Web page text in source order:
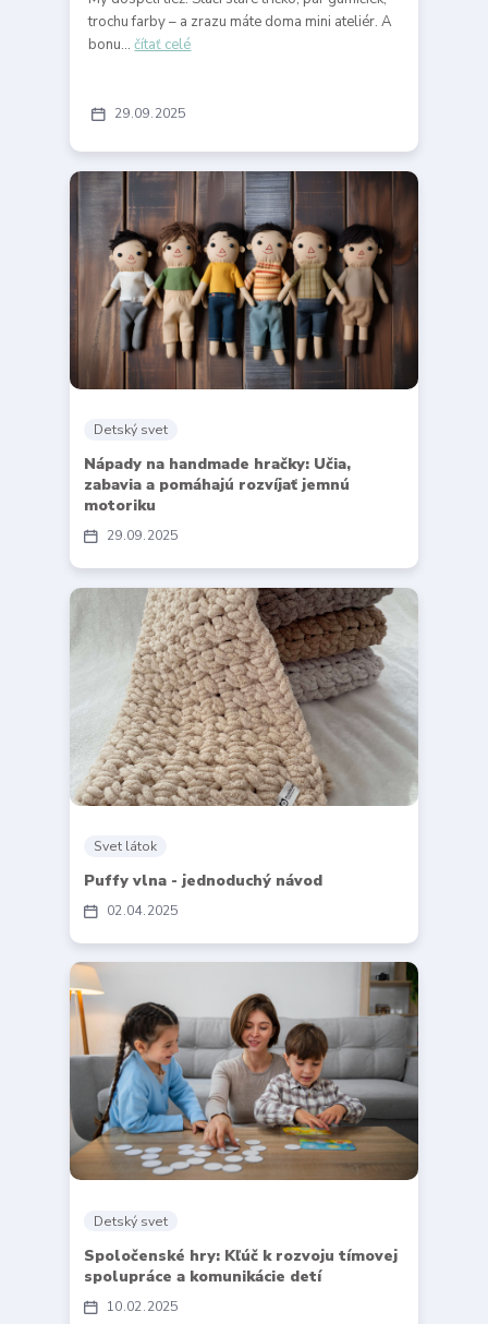
29 09 2025
trochu farby – a zrazu máte doma mini ateliér. A
bonu...čítať celé
29 09 2025
Detský svet
Nápady na handmade hračky: Učia,
zabavia a pomáhajú rozvíjať jemnú
motoriku
02 04 2025
Svet látok
Puffy vlna - jednoduchý návod
10 02 2025
Detský svet
Spoločenské hry: Kľúč k rozvoju tímovej
spolupráce a komunikácie detí